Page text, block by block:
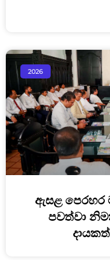
2026
ඇසළ පෙරහර
පවත්වා